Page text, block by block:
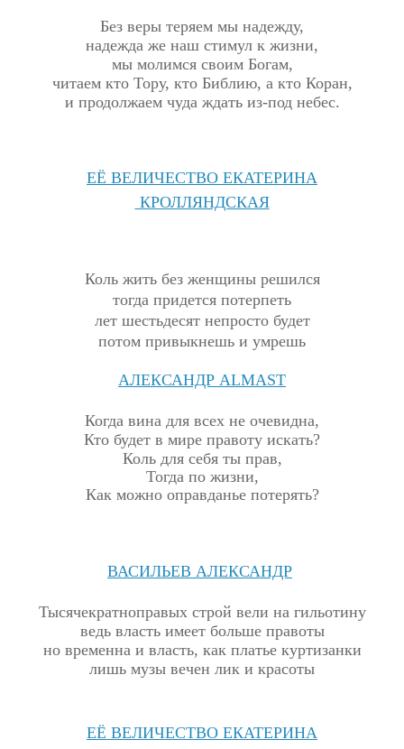
Без веры теряем мы надежду,
надежда же наш стимул к жизни,
мы молимся своим Богам,
читаем кто Тору, кто Библию, а кто Коран,
и продолжаем чуда ждать из-под небес.
ЕЁ ВЕЛИЧЕСТВО ЕКАТЕРИНА
КРОЛЛЯНДСКАЯ
Коль жить без женщины решился
тогда придется потерпеть
лет шестьдесят непросто будет
потом привыкнешь и умрешь
АЛЕКСАНДР ALMAST
Когда вина для всех не очевидна,
Кто будет в мире правоту искать?
Коль для себя ты прав,
Тогда по жизни,
Как можно оправданье потерять?
ВАСИЛЬЕВ АЛЕКСАНДР
Тысячекратноправых строй вели на гильотину
ведь власть имеет больше правоты
но временна и власть, как платье куртизанки
лишь музы вечен лик и красоты
ЕЁ ВЕЛИЧЕСТВО ЕКАТЕРИНА